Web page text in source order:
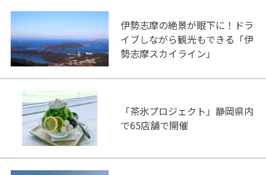
伊勢志摩の絶景が眼下に！ドラ
イブしながら観光もできる「伊
勢志摩スカイライン」
「茶氷プロジェクト」静岡県内
で65店舗で開催